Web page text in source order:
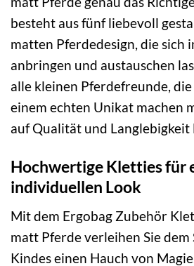
besteht aus fünf liebevoll
matten Pferdedesign, die sich
anbringen und austauschen
alle kleinen Pferdefreunde,
einem echten Unikat machen
auf Qualität und Langlebigkeit
Hochwertige Kletties für
individuellen Look
Mit dem Ergobag Zubehör
matt Pferde verleihen Sie
Kindes einen Hauch von